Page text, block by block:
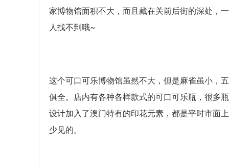
家博物馆面积不大，而且藏在关前后街的深处，
人找不到哦~
这个可口可乐博物馆虽然不大，但是麻雀虽小，
俱全。店内有各种各样款式的可口可乐瓶，很多
设计加入了澳门特有的印花元素，都是平时市面
少见的。